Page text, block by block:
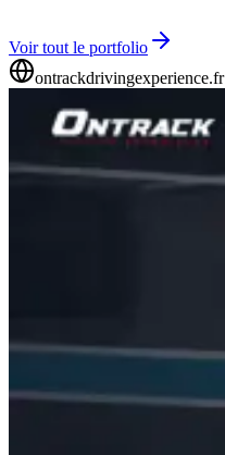
Voir tout le portfolio
ontrackdrivingexperience.fr